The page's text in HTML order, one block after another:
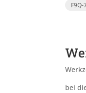
F9Q-
bei